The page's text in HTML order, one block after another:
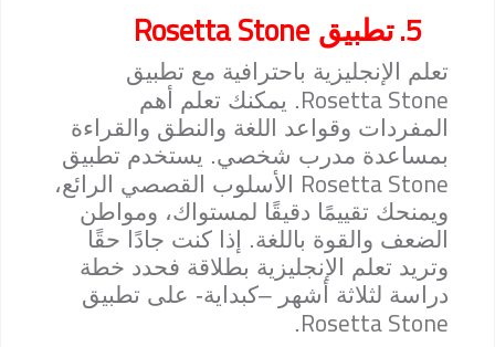
5. تطبيقRosetta Stone
تعلم الإنجليزية باحترافية مع تطبيق
Rosetta Stone. يمكنك تعلم أهم
المفردات وقواعد اللغة والنطق والقراءة
بمساعدة مدرب شخصي. يستخدم تطبيق
Rosetta Stone الأسلوب القصصي الرائع،
ويمنحك تقييمًا دقيقًا لمستواك، ومواطن
الضعف والقوة باللغة. إذا كنت جادًا حقًا
وتريد تعلم الإنجليزية بطلاقة فحدد خطة
دراسة لثلاثة أشهر –كبداية- على تطبيق
Rosetta Stone
.